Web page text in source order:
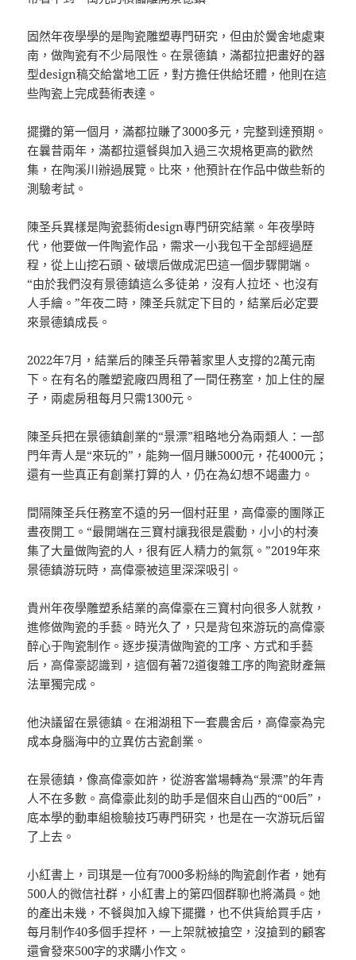
固然年夜學學的是陶瓷雕塑專門研究，但由於黌舍地處東
南，做陶瓷有不少局限性。在景德鎮，滿都拉把畫好的器
型design稿交給當地工匠，對方擔任供給坯體，他則在這
些陶瓷上完成藝術表達。
擺攤的第一個月，滿都拉賺了3000多元，完整到達預期。
在曩昔兩年，滿都拉還餐與加入過三次規格更高的歡然
集，在陶溪川辦過展覽。比來，他預計在作品中做些新的
測驗考試。
陳圣兵異樣是陶瓷藝術design專門研究結業。年夜學時
代，他要做一件陶瓷作品，需求一小我包干全部經過歷
程，從上山挖石頭、破壞后做成泥巴這一個步驟開端。
“由於我們沒有景德鎮這么多徒弟，沒有人拉坯、也沒有
人手繪。”年夜二時，陳圣兵就定下目的，結業后必定要
來景德鎮成長。
2022年7月，結業后的陳圣兵帶著家里人支撐的2萬元南
下。在有名的雕塑瓷廠四周租了一間任務室，加上住的屋
子，兩處房租每月只需1300元。
陳圣兵把在景德鎮創業的“景漂”粗略地分為兩類人：一部
門年青人是“來玩的”，能夠一個月賺5000元，花4000元；
還有一些真正有創業打算的人，仍在為幻想不竭盡力。
間隔陳圣兵任務室不遠的另一個村莊里，高偉豪的團隊正
晝夜開工。“最開端在三寶村讓我很是震動，小小的村湊
集了大量做陶瓷的人，很有匠人精力的氣氛。”2019年來
景德鎮游玩時，高偉豪被這里深深吸引。
貴州年夜學雕塑系結業的高偉豪在三寶村向很多人就教，
進修做陶瓷的手藝。時光久了，只是背包來游玩的高偉豪
醉心于陶瓷制作。逐步摸清做陶瓷的工序、方式和手藝
后，高偉豪認識到，這個有著72道復雜工序的陶瓷財產無
法單獨完成。
他決議留在景德鎮。在湘湖租下一套農舍后，高偉豪為完
成本身腦海中的立異仿古瓷創業。
在景德鎮，像高偉豪如許，從游客當場轉為“景漂”的年青
人不在多數。高偉豪此刻的助手是個來自山西的“00后”，
底本學的動車組檢驗技巧專門研究，也是在一次游玩后留
了上去。
小紅書上，司琪是一位有7000多粉絲的陶瓷創作者，她有
500人的微信社群，小紅書上的第四個群聊也將滿員。她
的產出未幾，不餐與加入線下擺攤，也不供貨給買手店，
每月制作40多個手捏杯，一上架就被搶空，沒搶到的顧客
還會發來500字的求購小作文。